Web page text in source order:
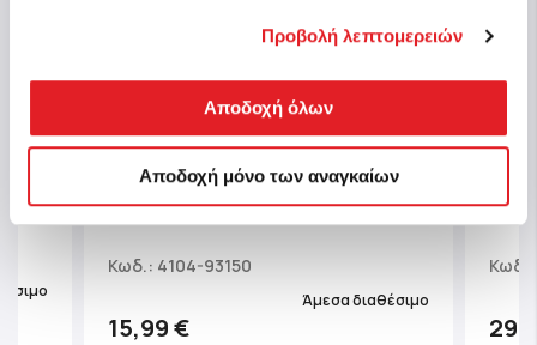
Προβολή λεπτομερειών
Αποδοχή όλων
Αποδοχή μόνο των αναγκαίων
Κούκλα Μπάνιου Πλατσουλίνια
Γοργόνες Fantasy Tails Assortment
Για 18+ Μηνών
Κωδ.: 4104-93150
15,99 €
Άμεσα διαθέσιμο
Cry
Κωδ.: